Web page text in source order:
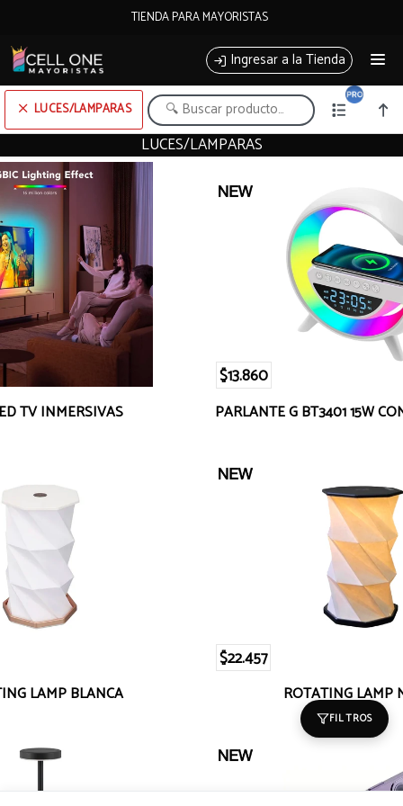
TIENDA PARA MAYORISTAS
Ingresar a la Tienda
PUNTOS DE VENTA
CÓMO COMPRAR
TIENDA MINORISTA
CONTACTO
LUCES/LAMPARAS
Comprá online productos de LUCES/LAMPARAS en CELL ONE BAHIA MAYORISTA
FILTROS
LUCES/LAMPARAS
TV INMERSIVAS
$13.860
PARLANTE G BT3401 15W
LAMP BLANCA
$22.457
ROTATING LAMP